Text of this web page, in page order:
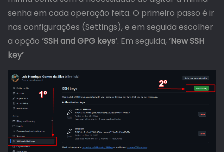
senha em cada operação feita. O primeiro passo é ir
nas configurações (Settings), e em seguida escolher
a opção ‘SSH and GPG keys’. Em seguida,‘New SSH
key’